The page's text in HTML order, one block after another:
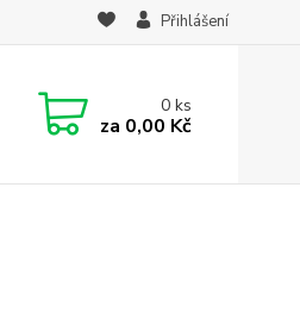
Přihlášení
0ks
za 0,00 Kč